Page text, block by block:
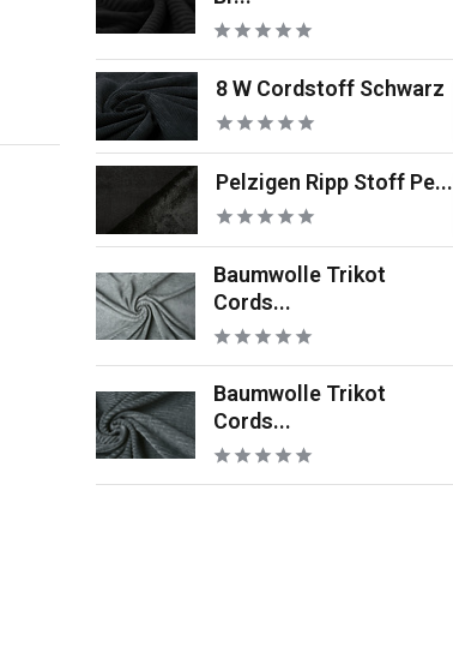
8 W Cordstoff Schwarz
Pelzigen Ripp Stoff Pe...
Baumwolle Trikot
Cords...
Baumwolle Trikot
Cords...